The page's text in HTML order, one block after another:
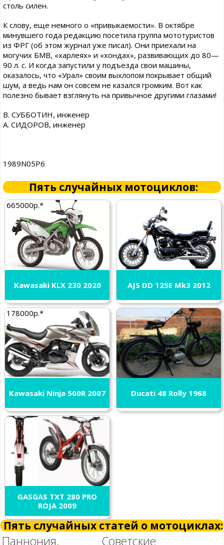
столь силен.
К слову, еще немного о «привыкаемости». В октябре
минувшего года редакцию посетила группа мототуристов
из ФРГ (об этом журнал уже писал). Они приехали на
могучих БМВ, «харлеях» и «хондах», развивающих до 80—
90 л. с. И когда запустили у подъезда свои машины,
оказалось, что «Урал» своим выхлопом покрывает общий
шум, а ведь нам он совсем не казался громким. Вот как
полезно бывает взглянуть на привычное другими глазами!
В. СУББОТИН, инженер
А. СИДОРОВ, инженер
1989N05P6
Пять случайных мотоциклов:
665000р.*
Kawasaki KLX 230 2020 AJS DD 125E Mk3 2012
178000р.*
Kawasaki Ninja 500R 2007 Ducati 48 Rolly 1968
GASGAS TXT 280 PRO
ROJA 2009
Пять случайных статей о мотоциклах:
Паннония. Советские